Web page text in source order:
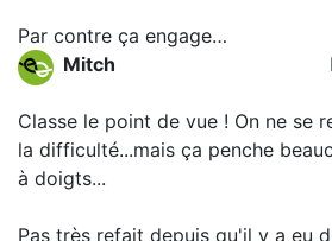
Par contre ça engage…
Mitch
Classe le point de vue ! On ne se
la difficulté...mais ça penche
à doigts...
Pas très refait depuis qu'il y a eu